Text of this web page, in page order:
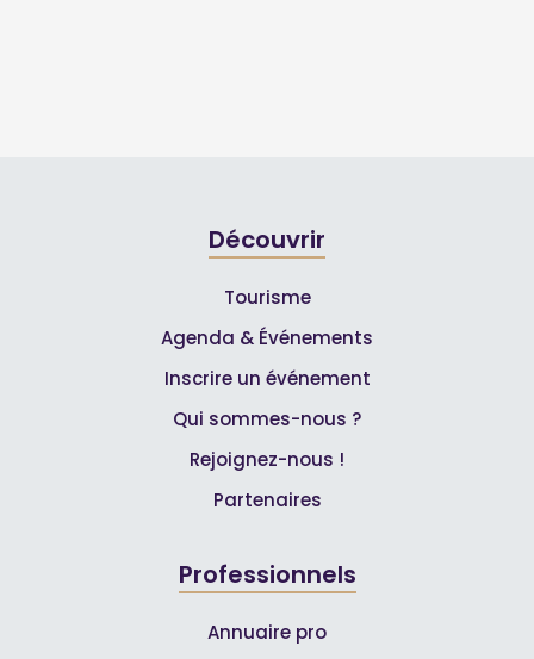
Découvrir
Tourisme
Agenda & Événements
Inscrire un événement
Qui sommes-nous ?
Rejoignez-nous !
Partenaires
Professionnels
Annuaire pro